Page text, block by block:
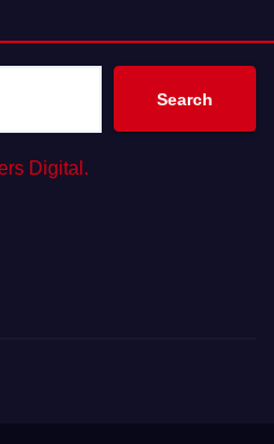
Search
Digital.